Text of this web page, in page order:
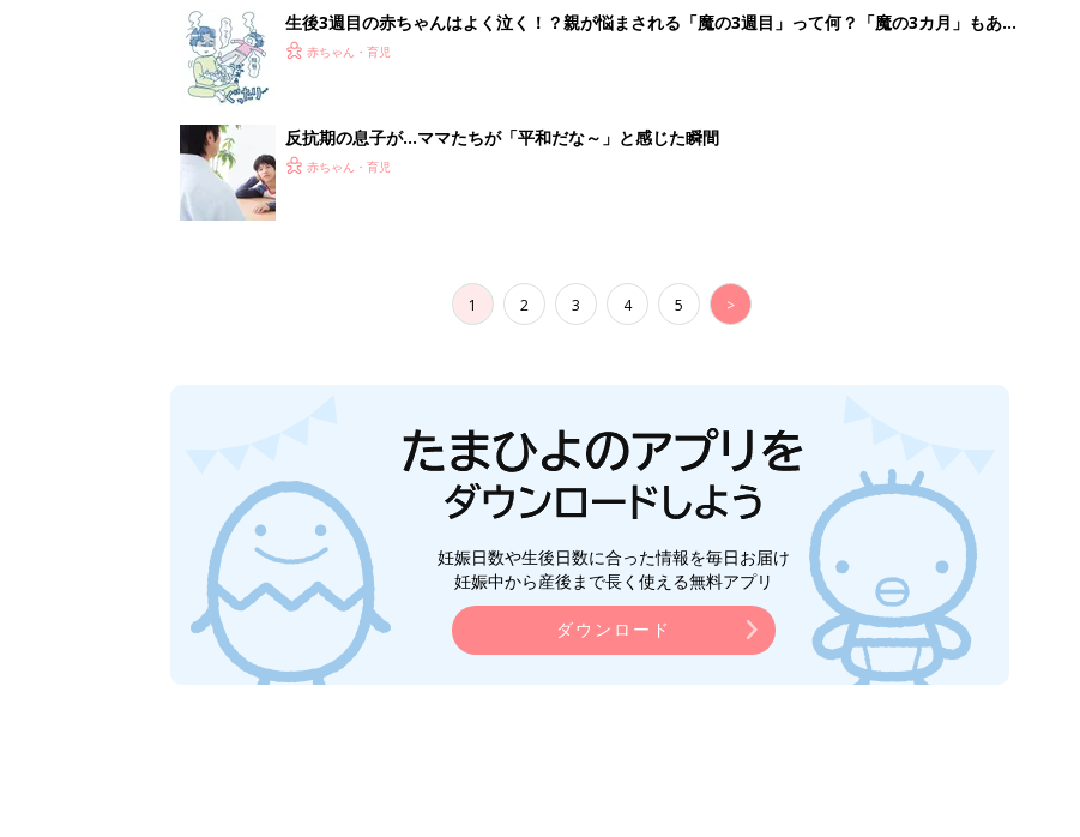
生後3週目の赤ちゃんはよく泣く！？親が悩まされる「魔の3週目」って何？「魔の3カ月」もある
って本当？【専門家】
赤ちゃん・育児
反抗期の息子が...ママたちが「平和だな～」と感じた瞬間
赤ちゃん・育児
1 2 3 4 5 >
妊娠日数や生後日数に合った情報を毎日お届け
妊娠中から産後まで長く使える無料アプリ
ダウンロード